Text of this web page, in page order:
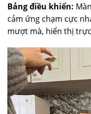
Bảng điều khiển:
cảm ứng chạm cực
mượt mà, hiển thị